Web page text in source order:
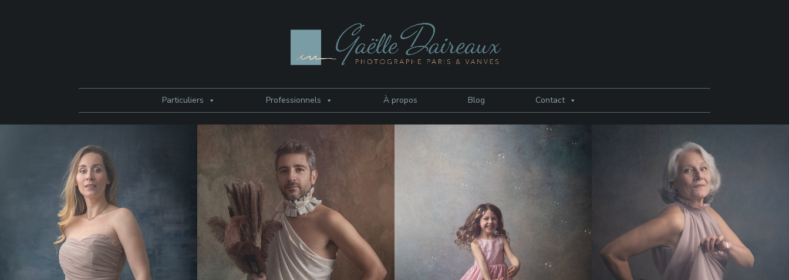
Particuliers Professionnels À propos Blog Contact